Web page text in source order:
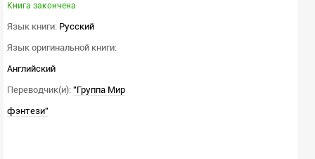
Книга закончена
Язык книги: Русский
Язык оригинальной книги:
Английский
Переводчик(и): "Группа Мир
фэнтези"